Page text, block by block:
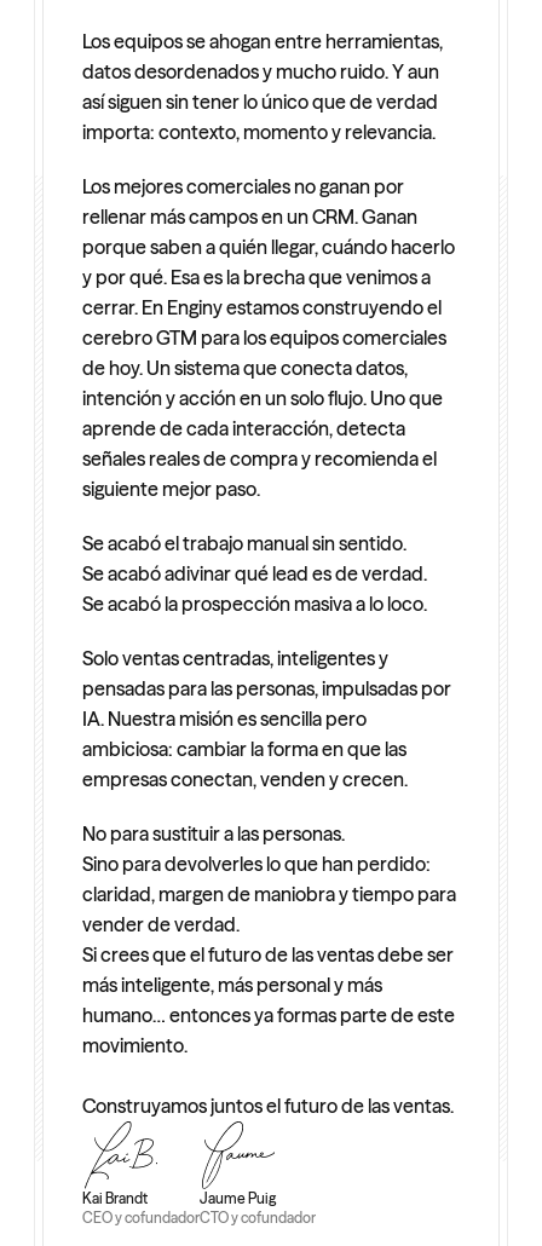
Los equipos se ahogan entre herramientas,
datos desordenados y mucho ruido. Y aun
así siguen sin tener lo único que de verdad
importa: contexto, momento y relevancia.
Los mejores comerciales no ganan por
rellenar más campos en un CRM. Ganan
porque saben a quién llegar, cuándo hacerlo
y por qué. Esa es la brecha que venimos a
cerrar. En Enginy estamos construyendo el
cerebro GTM para los equipos comerciales
de hoy. Un sistema que conecta datos,
intención y acción en un solo flujo. Uno que
aprende de cada interacción, detecta
señales reales de compra y recomienda el
siguiente mejor paso.
Se acabó el trabajo manual sin sentido.
Se acabó adivinar qué lead es de verdad.
Se acabó la prospección masiva a lo loco.
Solo ventas centradas, inteligentes y
pensadas para las personas, impulsadas por
IA. Nuestra misión es sencilla pero
ambiciosa: cambiar la forma en que las
empresas conectan, venden y crecen.
No para sustituir a las personas.
Sino para devolverles lo que han perdido:
claridad, margen de maniobra y tiempo para
vender de verdad.
Si crees que el futuro de las ventas debe ser
más inteligente, más personal y más
humano… entonces ya formas parte de este
movimiento.
Construyamos juntos el futuro de las ventas.
Kai Brandt
CEO y cofundador
Jaume Puig
CTO y cofundador